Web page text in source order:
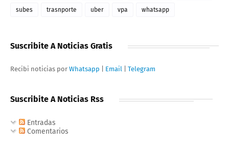
subes trasnporte uber vpa whatsapp
Suscribite A Noticias Gratis
Recibi noticias por Whatsapp Email Telegram
Suscribite A Noticias Rss
Entradas
Comentarios